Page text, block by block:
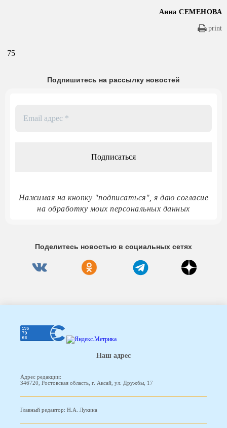
Анна СЕМЕНОВА
print
75
Подпишитесь на рассылку новостей
Нажимая на кнопку "подписаться", я даю согласие
на обработку моих персональных данных
Поделитесь новостью в социальных сетях
Наш адрес
Адрес редакции:
346720, Ростовская область, г. Аксай, ул. Дружбы, 17
Главный редактор: Н.А. Лукина